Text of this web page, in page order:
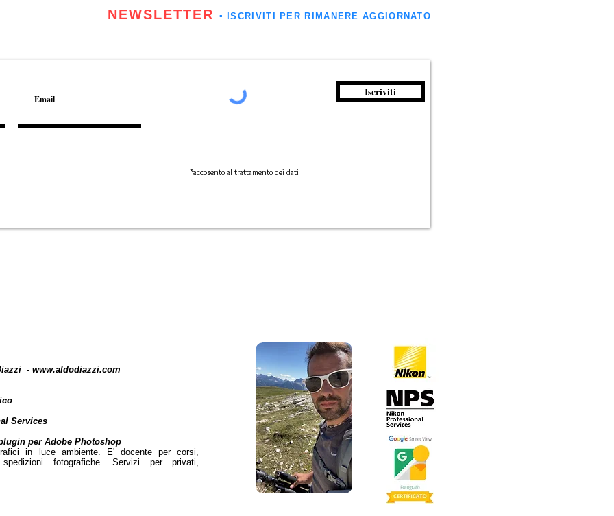
Iscriviti
*accosento al trattamento dei dati
NEWSLETTER ▪️ ISCRIVITI PER RIMANERE AGGIORNATO
- www.aldodiazzi.com
Services
per Adobe Photoshop
in luce ambiente. E' docente per corsi,
fotografiche. Servizi per privati,